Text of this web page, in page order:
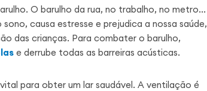
O barulho da rua, no trabalho, no metro...
causa estresse e prejudica a nossa saúde,
das crianças. Para combater o barulho,
e derrube todas as barreiras acústicas.
para obter um lar saudável. A ventilação é